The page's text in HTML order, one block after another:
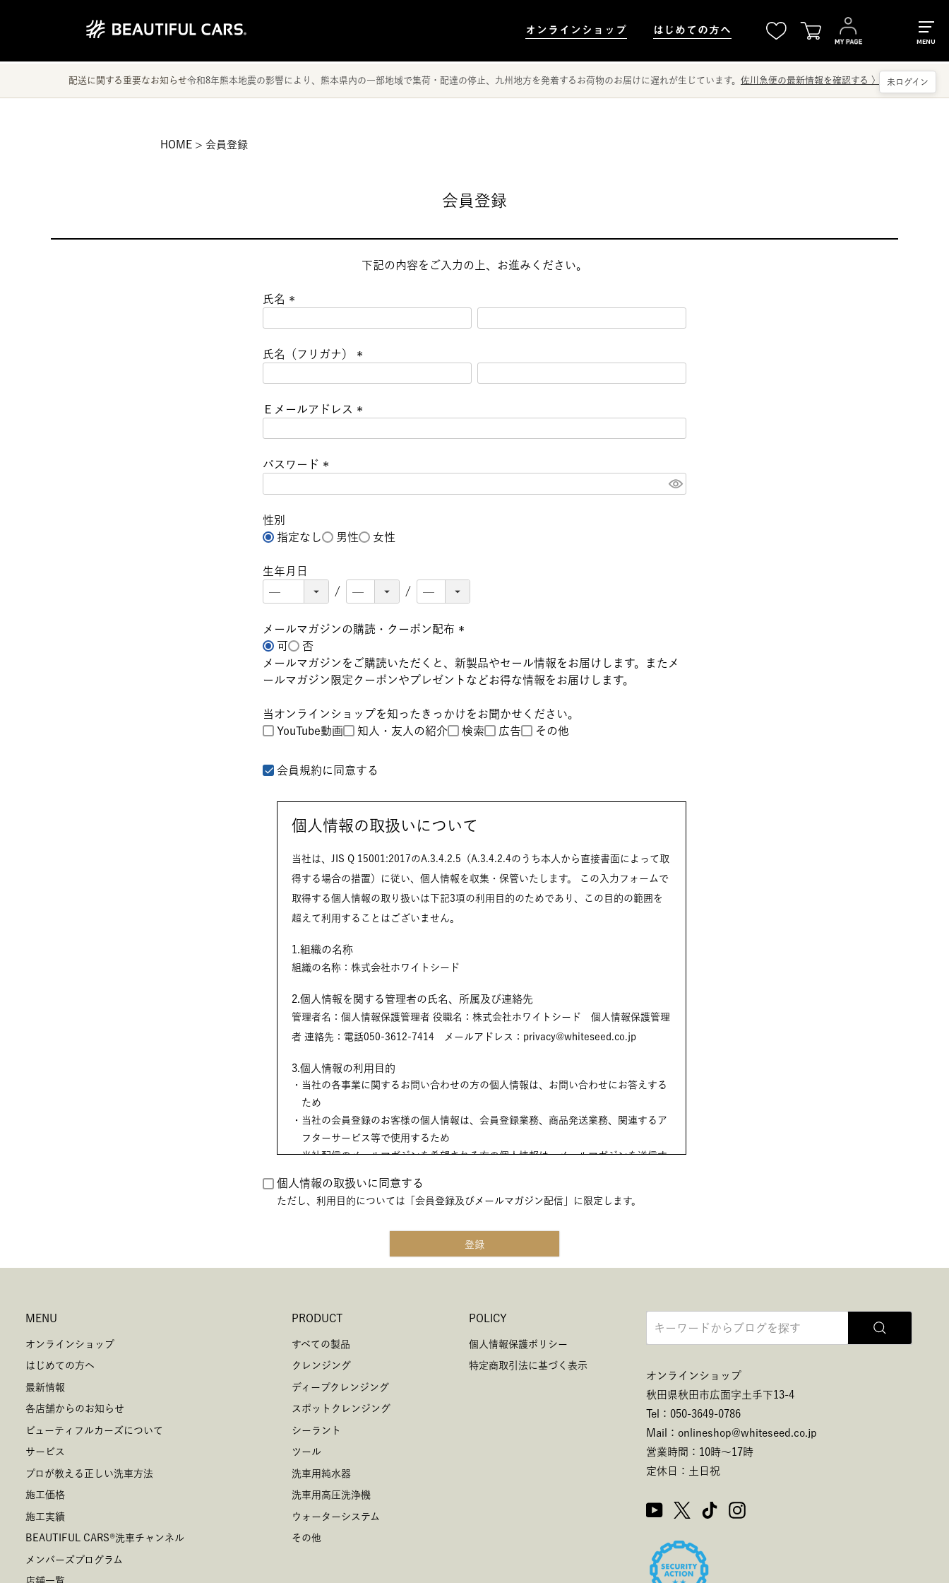
オンラインショップ はじめての方へ
MENU
配送に関する重要なお知らせ令和8年熊本地震の影響により、熊本県内の一部地域で集荷・配達の停止、九州地方を発着するお荷物のお届けに遅れが生じています。 佐川急便の最新情報を確認する 〉 未ログイン
HOME 会員登録
会員登録
下記の内容をご入力の上、お進みください。
氏名
須
氏名（フリガナ）
須
Ｅメールアドレス
パスワード
)
性別
指定なし
男性 女性
生年月日
メールマガジンの購読・クーポン配布
必
須
可
否
メールマガジンをご購読いただくと、新製品やセール情報をお届けします。またメ
ールマガジン限定クーポンやプレゼントなどお得な情報をお届けします。
当オンラインショップを知ったきっかけをお聞かせください。
YouTube動画
知人・友人の紹介 検索 広告 その他
会員規約に同意する
個人情報の取扱いについて
当社は、JIS Q 15001:2017のA.3.4.2.5（A.3.4.2.4のうち本人から直接書面によって取
得する場合の措置）に従い、個人情報を収集・保管いたします。 この入力フォームで
取得する個人情報の取り扱いは下記3項の利用目的のためであり、この目的の範囲を
超えて利用することはございません。
1.組織の名称
組織の名称：株式会社ホワイトシード
2.個人情報を関する管理者の氏名、所属及び連絡先
管理者名：個人情報保護管理者 役職名：株式会社ホワイトシード 個人情報保護管理
者 連絡先：電話050-3612-7414 メールアドレス：privacy@whiteseed.co.jp
3.個人情報の利用目的
当社の各事業に関するお問い合わせの方の個人情報は、お問い合わせにお答えする
ため
当社の会員登録のお客様の個人情報は、会員登録業務、商品発送業務、関連するア
フターサービス等で使用するため
当社配信のメールマガジンを希望される方の個人情報は、メールマガジンを送信す
当社は、ご提供いただいた個人情報を次の場合を除き第三者に提供いたしません。
ご本人の同意がある場合
公衆衛生の向上又は児童の健全な育成の推進のために特に必要がある場合であって
本人の、同意を得ることが困難であるとき
国の機関若しくは地方公共団体又はその委託を受けた者が法令の定める事務を遂行
することに対して協力する必要がある場合であって、本人の同意を得ることによっ
5.個人情報取扱いの委託
当社は、取得した個人情報を上記利用目的の遂行上、取扱いを外部に委託する場合が
あります。この場合、当社が定めた水準を満たす者を委託先とし、個人情報の取扱い
について適切な指導・監督を行います。
お客様が当社に対してご自身の個人情報の開示等（利用目的の通知、開示、内容の訂
正・追加・削除、利用の停止または消去、第三者への提供の停止）に関して、当社
個人情報の取扱いに同意する
ただし、利用目的については「会員登録及びメールマガジン配信」に限定します。
登録
MENU
オンラインショップ
はじめての方へ
最新情報
各店舗からのお知らせ
ビューティフルカーズについて
サービス
プロが教える正しい洗車方法
施工価格
施工実績
BEAUTIFUL CARS®洗車チャンネル
メンバーズプログラム
店舗一覧
PRODUCT
すべての製品
クレンジング
ディープクレンジング
スポットクレンジング
シーラント
ツール
洗車用純水器
洗車用高圧洗浄機
ウォーターシステム
その他
POLICY
個人情報保護ポリシー
特定商取引法に基づく表示
オンラインショップ
秋田県秋田市広面字土手下13-4
Tel：050-3649-0786
Mail：onlineshop@whiteseed.co.jp
営業時間：10時～17時
定休日：土日祝